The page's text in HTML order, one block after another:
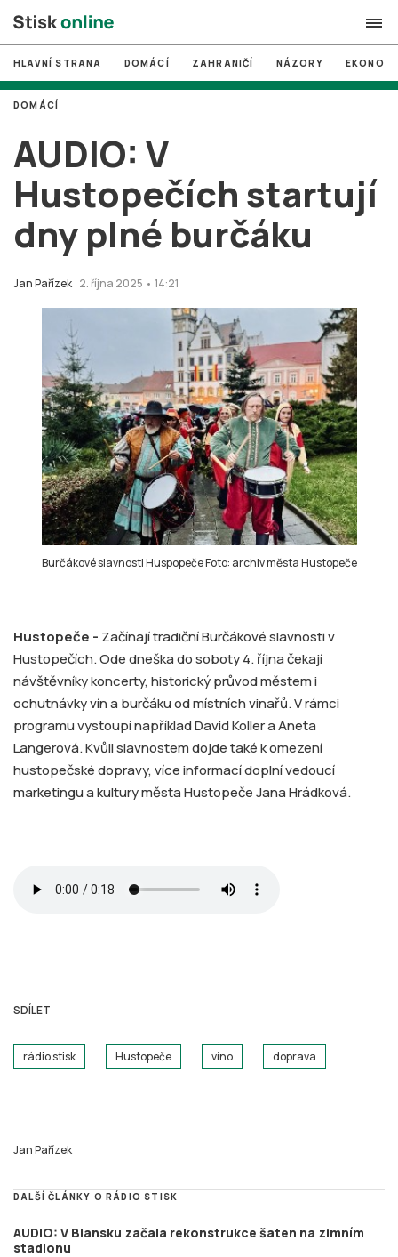
search
# MUNI
# Brno
# volby
login PŘIHLÁSIT SE
HLAVNÍ STRANA DOMÁCÍ ZAHRANIČÍ NÁZORY
AUDIO: V
Hustopečích startují
dny plné burčáku
Jan Pařízek 2. října 2025 • 14:21
DOMÁCÍ
Burčákové slavnosti Huspopeče Foto: archiv města Hustopeče
Hustopeče - Začínají tradiční Burčákové slavnosti v
Hustopečích. Ode dneška do soboty 4. října čekají
návštěvníky koncerty, historický průvod městem i
ochutnávky vín a burčáku od místních vinařů. V rámci
programu vystoupí například David Koller a Aneta
Langerová. Kvůli slavnostem dojde také k omezení
hustopečské dopravy, více informací doplní vedoucí
marketingu a kultury města Hustopeče Jana Hrádková.
SDÍLET
rádio stisk Hustopeče víno doprava
Jan Pařízek
DALŠÍ ČLÁNKY O RÁDIO STISK
AUDIO: V Blansku začala rekonstrukce šaten na zimním
stadionu